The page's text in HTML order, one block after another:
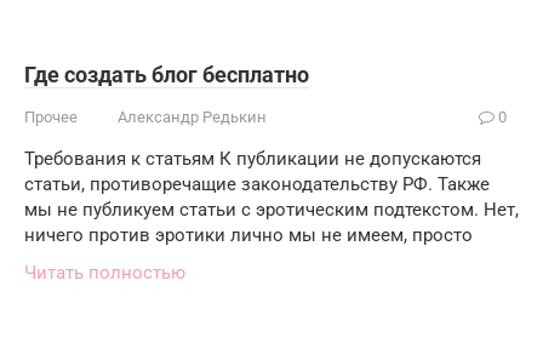
Где создать блог бесплатно
Прочее Александр Редькин 0
Требования к статьям К публикации не допускаются
статьи, противоречащие законодательству РФ. Также
мы не публикуем статьи с эротическим подтекстом. Нет,
ничего против эротики лично мы не имеем, просто
Читать полностью